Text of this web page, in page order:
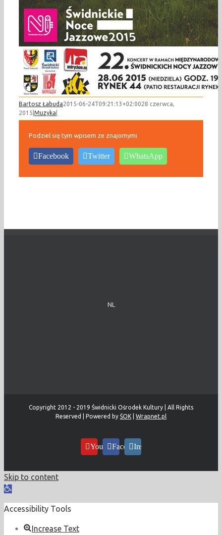
Bartosz Łabuda2015-06-24T09:21:13+02:0028 czerwca,
2015 Muzyka
Podziel się tym wpisem ze znajomymi
Facebook Twitter WhatsApp
NL
Copyright 2012 - 2019 Świdnicki Ośrodek Kultury | All Rights
Reserved | Powered by ŚOK Wrapnet.pl
YouTubeFacebookInstagram
Skip to content
Open
Accessibility Tools
Increase Text